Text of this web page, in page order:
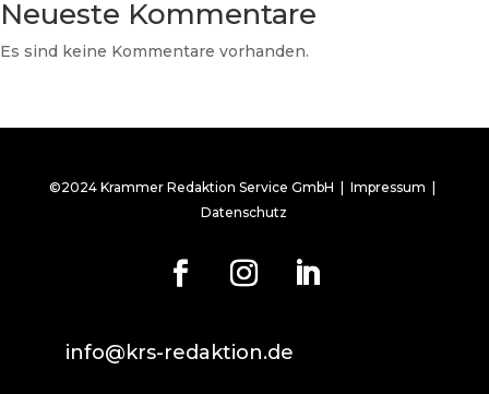
Neueste Kommentare
Es sind keine Kommentare vorhanden.
©2024 Krammer Redaktion Service GmbH |Impressum
Datenschutz
info@krs-redaktion.de